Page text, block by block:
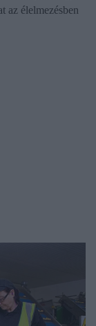
az élelmezésben